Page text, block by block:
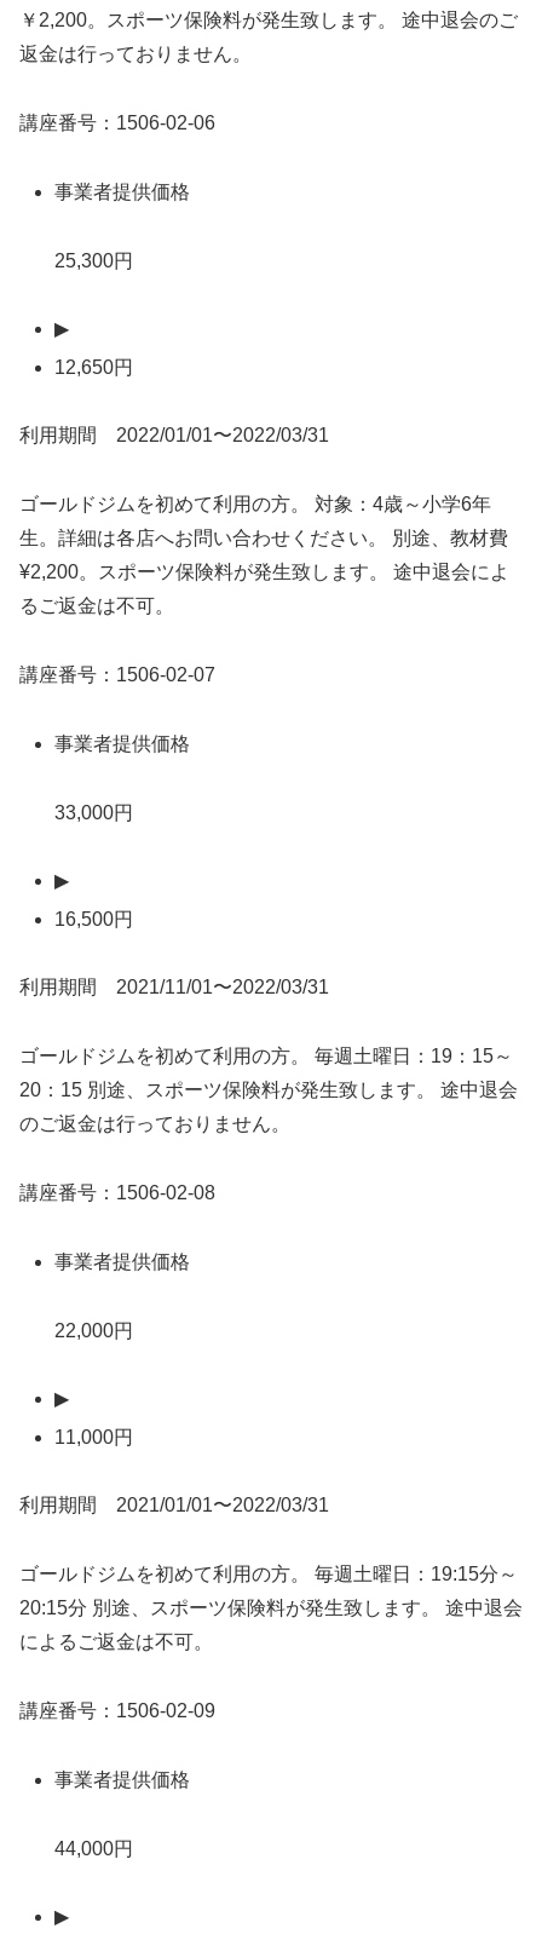
￥2,200。スポーツ保険料が発生致します。 途中退会のご
返金は行っておりません。
講座番号：1506-02-06
事業者提供価格
25,300円
▶
12,650円
利用期間 2022/01/01〜2022/03/31
ゴールドジムを初めて利用の方。 対象：4歳～小学6年
生。詳細は各店へお問い合わせください。 別途、教材費
¥2,200。スポーツ保険料が発生致します。 途中退会によ
るご返金は不可。
講座番号：1506-02-07
事業者提供価格
33,000円
▶
16,500円
利用期間 2021/11/01〜2022/03/31
ゴールドジムを初めて利用の方。 毎週土曜日：19：15～
20：15 別途、スポーツ保険料が発生致します。 途中退会
のご返金は行っておりません。
講座番号：1506-02-08
事業者提供価格
22,000円
▶
11,000円
利用期間 2021/01/01〜2022/03/31
ゴールドジムを初めて利用の方。 毎週土曜日：19:15分～
20:15分 別途、スポーツ保険料が発生致します。 途中退会
によるご返金は不可。
講座番号：1506-02-09
事業者提供価格
44,000円
▶